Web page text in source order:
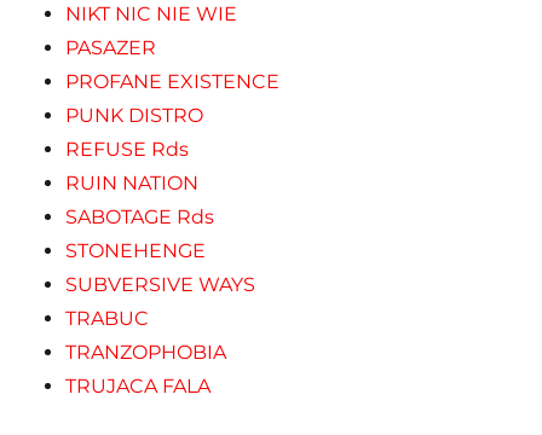
NIKT NIC NIE WIE
PASAZER
PROFANE EXISTENCE
PUNK DISTRO
REFUSE Rds
RUIN NATION
SABOTAGE Rds
STONEHENGE
SUBVERSIVE WAYS
TRABUC
TRANZOPHOBIA
TRUJACA FALA